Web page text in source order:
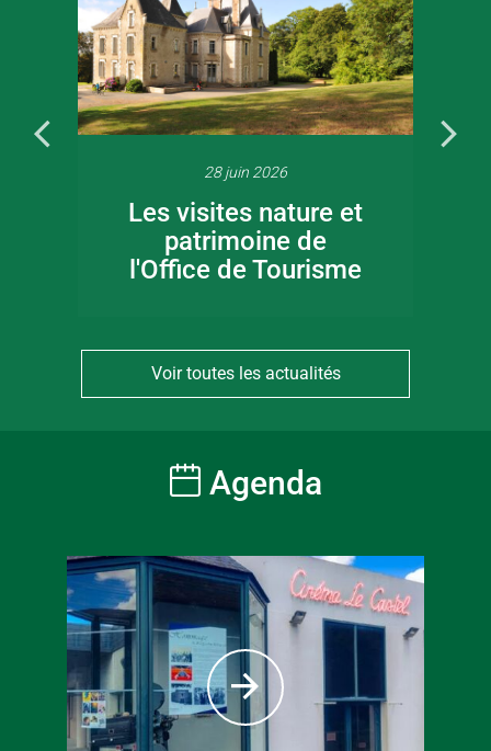
28 juin 2026
Les visites nature et
patrimoine de
l'Office de Tourisme
Voir toutes les actualités
Agenda